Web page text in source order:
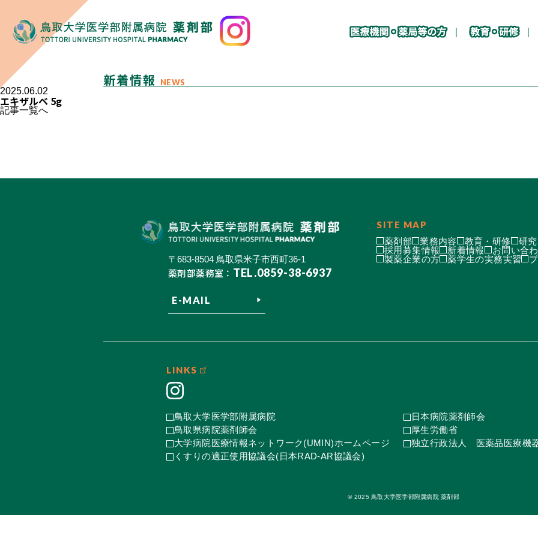
新着情報 NEWS
2025.06.02
エキザルベ 5g
記事一覧へ
〒683-8504 鳥取県米子市西町36-1
薬剤部薬務室： TEL.0859-38-6937
E-MAIL
SITE MAP
薬剤部 業務内容 教育・研修 研
採用募集情報
新着情報 お問い合
製薬企業の方
薬学生の実務実習
LINKS
鳥取大学医学部附属病院
日本病院薬剤師会
鳥取県病院薬剤師会
厚生労働省
大学病院医療情報ネットワーク(UMIN)ホームページ
独立行政法人 医薬品医療機
くすりの適正使用協議会(日本RAD-AR協議会)
© 2025 鳥取大学医学部附属病院 薬剤部